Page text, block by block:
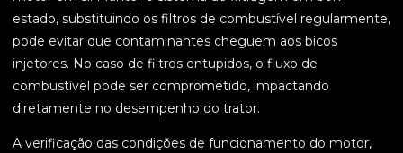
estado, substituindo os filtros de combustível regularmente,
pode evitar que contaminantes cheguem aos bicos
injetores. No caso de filtros entupidos, o fluxo de
combustível pode ser comprometido, impactando
diretamente no desempenho do trator.
A verificação das condições de funcionamento do motor,